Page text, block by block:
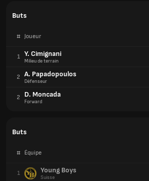
Buts
# Joueur
1 Y. Cimignani
Milieu de terrain
2 A. Papadopoulos
Défenseur
2 D. Moncada
Forward
Buts
# Équipe
1 Young Boys
Suisse